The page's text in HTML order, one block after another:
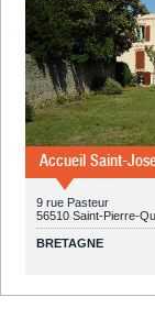
Accueil Saint-
9 rue Pasteur
56510 Saint-Pierre-
BRETAGNE